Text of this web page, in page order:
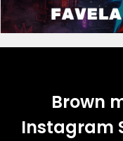
Brown
Instagram